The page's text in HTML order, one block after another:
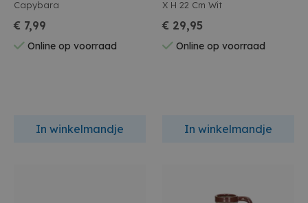
Capybara
€ 7,99
Online op voorraad
In winkelmandje
X H 22 Cm Wit
€ 29,95
Online op voorraad
In winkelmandje